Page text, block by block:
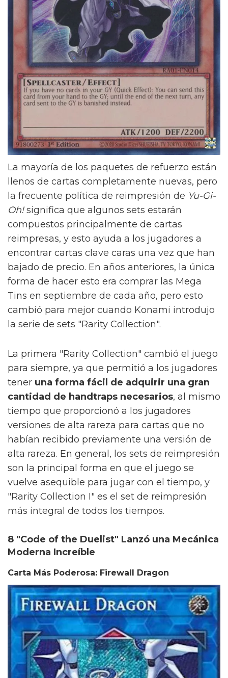
La mayoría de los paquetes de refuerzo están
llenos de cartas completamente nuevas, pero
la frecuente política de reimpresión de Yu-Gi-
Oh!significa que algunos sets estarán
compuestos principalmente de cartas
reimpresas, y esto ayuda a los jugadores a
encontrar cartas clave caras una vez que han
bajado de precio. En años anteriores, la única
forma de hacer esto era comprar las Mega
Tins en septiembre de cada año, pero esto
cambió para mejor cuando Konami introdujo
la serie de sets "Rarity Collection".
La primera "Rarity Collection" cambió el juego
para siempre, ya que permitió a los jugadores
tener una forma fácil de adquirir una gran
cantidad de handtraps necesarios, al mismo
tiempo que proporcionó a los jugadores
versiones de alta rareza para cartas que no
habían recibido previamente una versión de
alta rareza. En general, los sets de reimpresión
son la principal forma en que el juego se
vuelve asequible para jugar con el tiempo, y
"Rarity Collection I" es el set de reimpresión
más integral de todos los tiempos.
8 "Code of the Duelist" Lanzó una Mecánica
Moderna Increíble
Carta Más Poderosa: Firewall Dragon